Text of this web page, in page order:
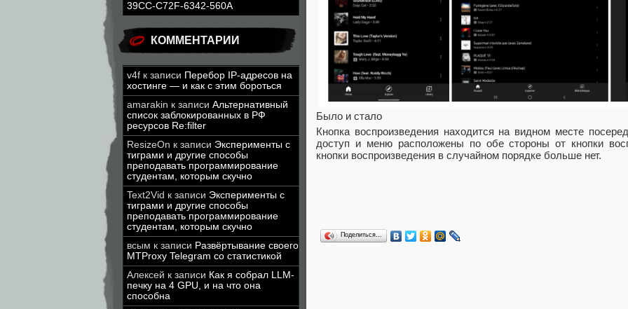
39CC-C72F-6342-560A
КОММЕНТАРИИ
v4f к записи Перебор IP-адресов на
хостинге — и как с этим бороться
amarakin к записи Альтернативный
список заблокированных в РФ
ресурсов Re:filter
ResizeOn к записи Эксперименты с
тиграми и другие способы
преподавать программирование
студентам, которым скучно
Text2Vid к записи Эксперименты с
тиграми и другие способы
преподавать программирование
студентам, которым скучно
всым к записи Развёртывание своего
MTProxy Telegram со статистикой
Алексей к записи Как я собрал LLM-
печку на 4 GPU, и на что она
способна
Было и стало
Кнопка воспроизведения находится на видном месте
доступ и меню расположены по обе стороны от кнопки
кнопки воспроизведения в случайном порядке больше нет.
Поделиться…